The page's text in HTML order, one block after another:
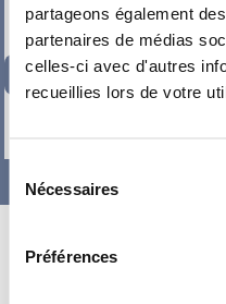
partageons également
partenaires de médias
celles-ci avec d'autres
recueillies lors de votre
Nécessaires
Préférences
182,04€ TTC